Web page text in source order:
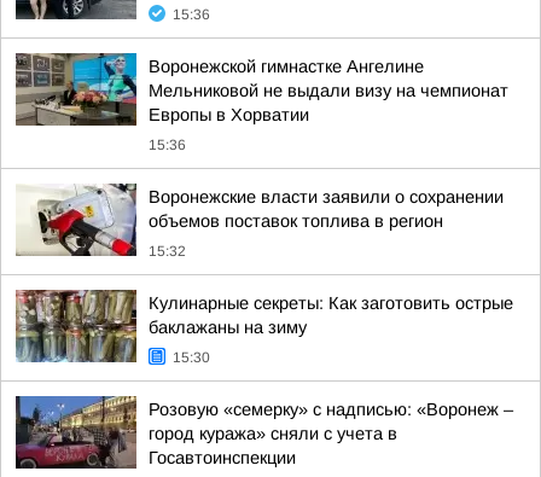
15:36
Воронежской гимнастке Ангелине
Мельниковой не выдали визу на чемпионат
Европы в Хорватии
15:36
Воронежские власти заявили о сохранении
объемов поставок топлива в регион
15:32
Кулинарные секреты: Как заготовить острые
баклажаны на зиму
15:30
Розовую «семерку» с надписью: «Воронеж –
город куража» сняли с учета в
Госавтоинспекции